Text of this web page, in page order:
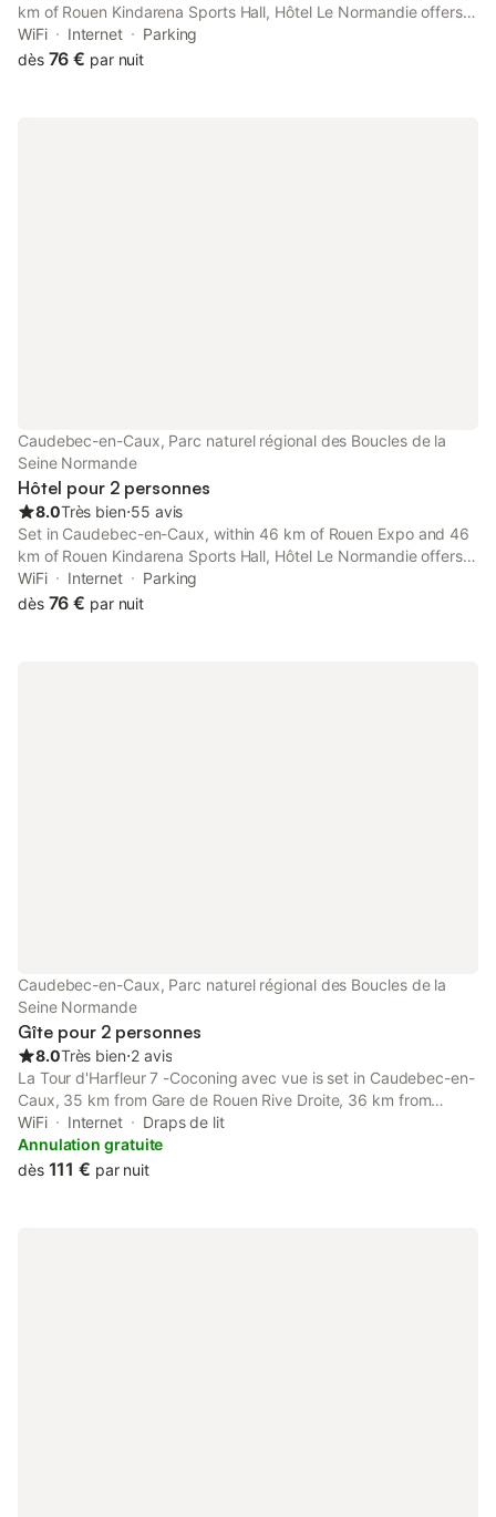
km of Rouen Kindarena Sports Hall, Hôtel Le Normandie offers
accommodation with a restaurant and free WiFi throughout the
property as well as free private parking for guests who drive.
WiFi Internet
Parking
dès 76 € par nuit
Caudebec-en-Caux, Parc naturel régional des Boucles de la
Seine Normande
Hôtel pour 2 personnes
8.0Très bien⋅55 avis
Set in Caudebec-en-Caux, within 46 km of Rouen Expo and 46
km of Rouen Kindarena Sports Hall, Hôtel Le Normandie offers
accommodation with a restaurant and free WiFi throughout the
property as well as free private parking for guests who drive.
WiFi Internet
Parking
dès 76 € par nuit
Caudebec-en-Caux, Parc naturel régional des Boucles de la
Seine Normande
Gîte pour 2 personnes
8.0Très bien⋅2 avis
La Tour d'Harfleur 7 -Coconing avec vue is set in Caudebec-en-
Caux, 35 km from Gare de Rouen Rive Droite, 36 km from
Notre-Dame Cathedral of Rouen, as well as 37 km from Voltaire
Station, Rouen.
WiFi Internet
Draps de lit
Annulation gratuite
dès 111 € par nuit